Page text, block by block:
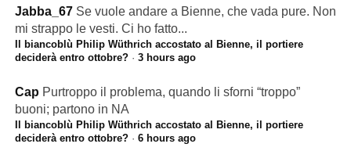
Jabba_67 Se vuole andare a Bienne, che vada pure. Non
mi strappo le vesti. Ci ho fatto...
Il biancoblù Philip Wüthrich accostato al Bienne, il portiere
deciderà entro ottobre?· 3 hours ago
Cap Purtroppo il problema, quando li sforni “troppo”
buoni; partono in NA
Il biancoblù Philip Wüthrich accostato al Bienne, il portiere
deciderà entro ottobre?· 6 hours ago